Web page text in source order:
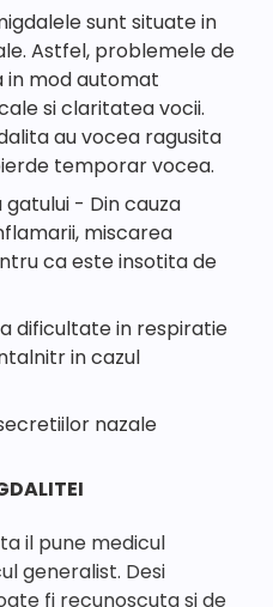
sunt situate in
Astfel, problemele de
in mod automat
si claritatea vocii.
au vocea ragusita
temporar vocea.
- Din cauza
miscarea
ca este insotita de
dificultate in respiratie
in cazul
nazale
il pune medicul
generalist. Desi
fi recunoscuta si de